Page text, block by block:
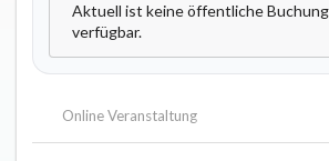
Aktuell ist keine öffentliche
verfügbar.
Online Veranstaltung